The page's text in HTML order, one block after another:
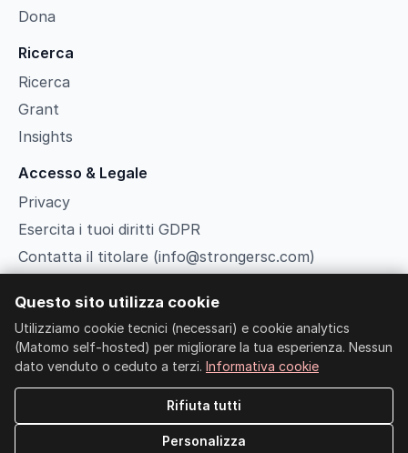
Dona
Ricerca
Ricerca
Grant
Insights
Accesso & Legale
Privacy
Esercita i tuoi diritti GDPR
Contatta il titolare (info@strongersc.com)
Gestisci cookie
Ricerca
Member Login
© 2026 Strongers Social Club ETS
Questo sito utilizza cookie
Utilizziamo cookie tecnici (necessari) e cookie analytics
(Matomo self-hosted) per migliorare la tua esperienza. Nessun
dato venduto o ceduto a terzi. Informativa cookie
Rifiuta tutti
Personalizza